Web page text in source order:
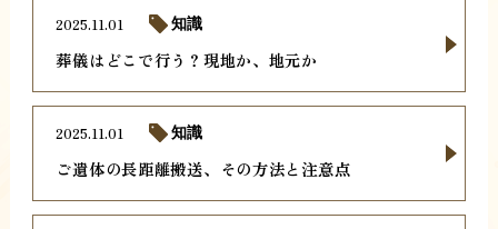
葬儀はどこで行う？現地か、地元か
2025.11.01 知識
ご遺体の長距離搬送、その方法と注意点
2025.11.01 知識